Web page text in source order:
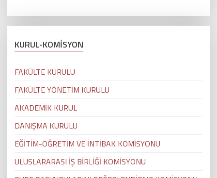
KURUL-KOMİSYON
FAKÜLTE KURULU
FAKÜLTE YÖNETİM KURULU
AKADEMİK KURUL
DANIŞMA KURULU
EĞİTİM-ÖĞRETİM VE İNTİBAK KOMİSYONU
ULUSLARARASI İŞ BİRLİĞİ KOMİSYONU